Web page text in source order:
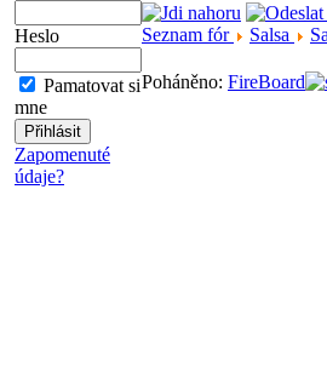
Heslo
Pamatovat si
mne
Zapomenuté
údaje?
Seznam fór Salsa
Poháněno: FireBoard